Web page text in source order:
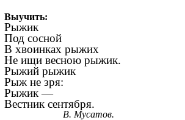
Выучить:
Рыжик
Под сосной
В хвоинках рыжих
Не ищи весною рыжик.
Рыжий рыжик
Рыж не зря:
Рыжик —
Вестник сентября.
В. Мусатов.